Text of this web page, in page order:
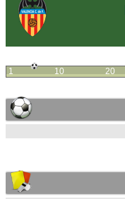
1 10 20